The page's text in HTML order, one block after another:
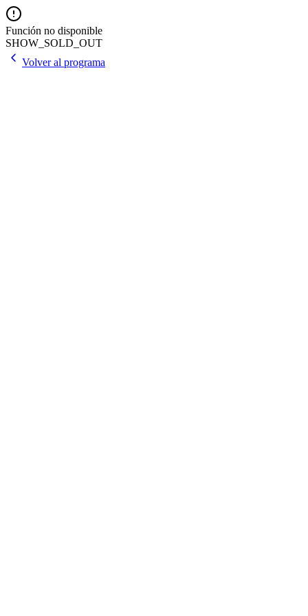
Función no disponible
SHOW_SOLD_OUT
Volver al programa